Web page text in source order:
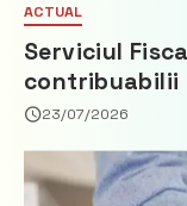
ACTUAL
Serviciul
contribuabilii
privind
23/07/2026